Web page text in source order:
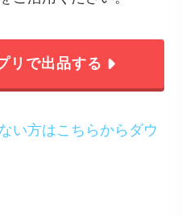
リで出品する
い方はこちらからダウ